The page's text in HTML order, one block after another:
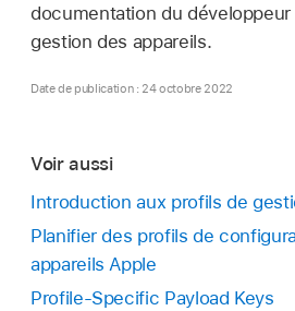
documentation du
gestion des appareils.
Date de publication : 24 octobre 2022
Voir aussi
Introduction aux profils de
Planifier des profils de
appareils Apple
Profile-Specific Payload Keys